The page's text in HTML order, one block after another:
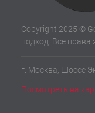
Copyright 2025 ©
подход. Все права
г. Москва, Шоссе
Посмотреть на